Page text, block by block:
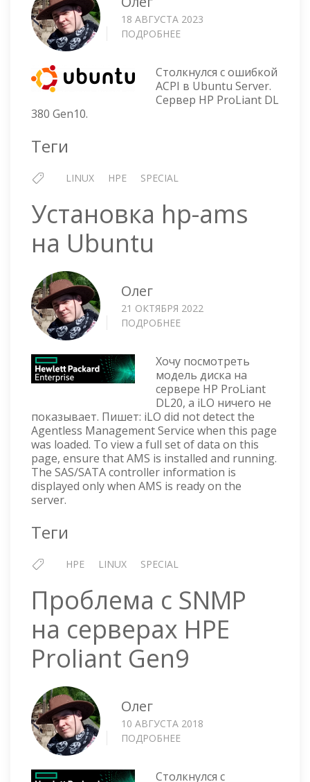
18 АВГУСТА 2023
ПОДРОБНЕЕ
—
ACPI
ERROR:
Столкнулся с ошибкой
ACPI в Ubuntu Server.
Сервер HP ProLiant DL
380 Gen10.
Теги
LINUX HPE SPECIAL
Установка hp-ams
на Ubuntu
Олег
21 ОКТЯБРЯ 2022
ПОДРОБНЕЕ
AMS
НА
UBUNTU
Хочу посмотреть
модель диска на
сервере HP ProLiant
DL20, а iLO ничего не
показывает. Пишет: iLO did not detect the
Agentless Management Service when this page
was loaded. To view a full set of data on this
page, ensure that AMS is installed and running.
The SAS/SATA controller information is
displayed only when AMS is ready on the
server.
Теги
HPE LINUX SPECIAL
Проблема с SNMP
на серверах HPE
Proliant Gen9
Олег
10 АВГУСТА 2018
ПОДРОБНЕЕ
Столкнулся с